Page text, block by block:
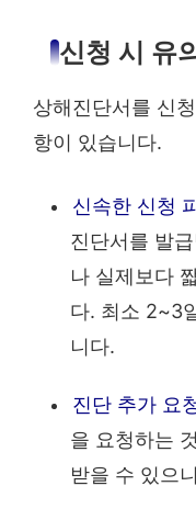
신청 시 유
상해진단서를 신
항이 있습니다.
신속한 신청
진단서를 발
나 실제보다
다. 최소 2~3
니다.
진단 추가 요
을 요청하는
받을 수 있으